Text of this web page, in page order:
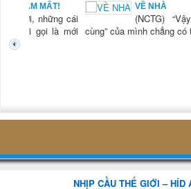
NAM MẤT!
“Xời, những cái
mới gọi là mới
VỀ NHÀ
(NCTG)
cùng” của mình chẳng có
NHỊP CẦU THẾ GIỚI – HÍD